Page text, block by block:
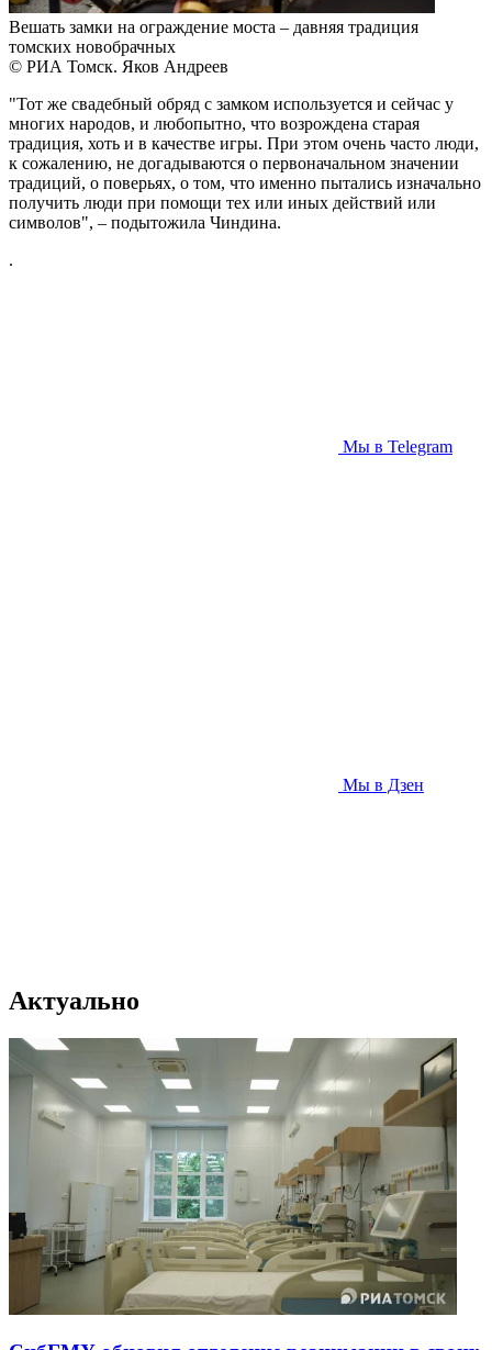
Вешать замки на ограждение моста – давняя традиция
томских новобрачных
© РИА Томск. Яков Андреев
"Тот же свадебный обряд с замком используется и сейчас у
многих народов, и любопытно, что возрождена старая
традиция, хоть и в качестве игры. При этом очень часто люди,
к сожалению, не догадываются о первоначальном значении
традиций, о поверьях, о том, что именно пытались изначально
получить люди при помощи тех или иных действий или
символов", – подытожила Чиндина.
.
Мы в Telegram
Мы в Дзен
Актуально